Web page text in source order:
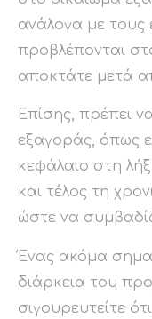
ανάλογα με τους
προβλέπονται
αποκτάτε μετά
Επίσης, πρέπει
εξαγοράς, όπως
κεφάλαιο στη
και τέλος τη
ώστε να
Ένας ακόμα
διάρκεια του
σιγουρευτείτε